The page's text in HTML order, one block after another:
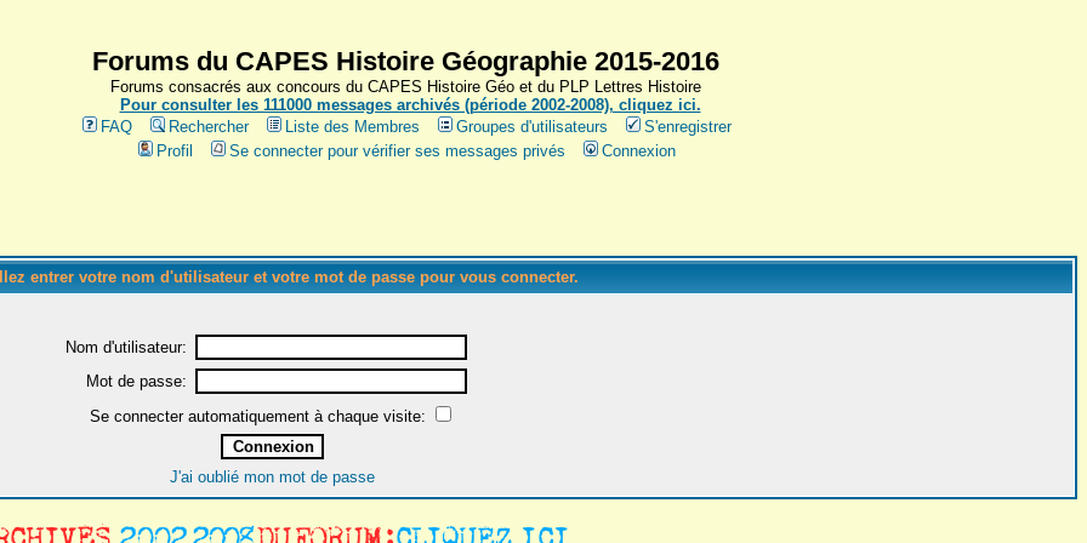
Forums du CAPES Histoire Géographie 2015-2016
Forums consacrés aux concours du CAPES Histoire Géo et du PLP Lettres Histoire
Pour consulter les 111000 messages archivés (période 2002-2008), cliquez ici.
FAQ
Rechercher Liste des Membres Groupes d'utilisateurs
S'enregistrer
Profil
Se connecter pour vérifier ses messages privés Connexion
entrer votre nom d'utilisateur et votre mot de passe pour vous connecter.
Nom d'utilisateur:
Mot de passe:
Se connecter automatiquement à chaque visite:
J'ai oublié mon mot de passe